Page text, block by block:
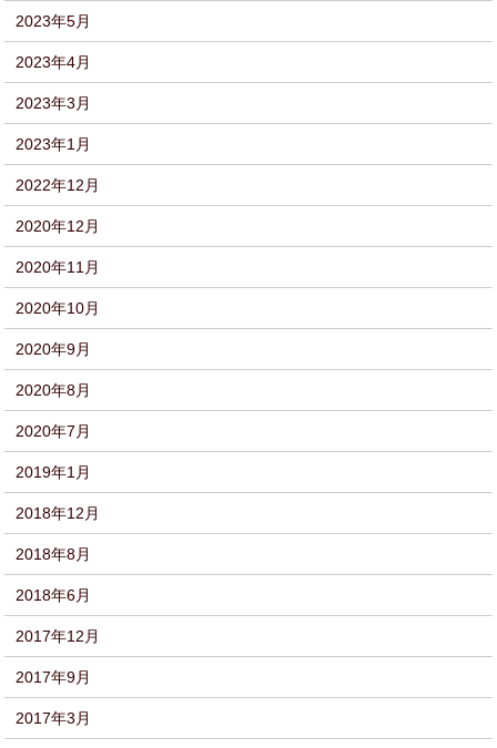
2023年5月
2023年4月
2023年3月
2023年1月
2022年12月
2020年12月
2020年11月
2020年10月
2020年9月
2020年8月
2020年7月
2019年1月
2018年12月
2018年8月
2018年6月
2017年12月
2017年9月
2017年3月